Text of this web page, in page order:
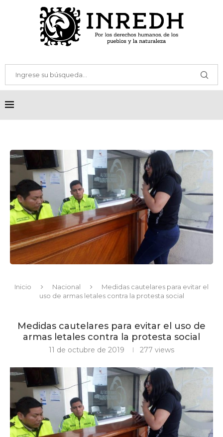
Inicio Nacional
Medidas cautelares para evitar el
uso de armas letales contra la protesta social
Medidas cautelares para evitar el uso de
armas letales contra la protesta social
11 de octubre de 2019 277 views